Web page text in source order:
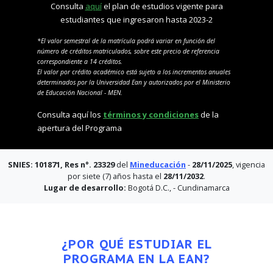
Consulta aquíel plan de estudios vigente para
estudiantes que ingresaron hasta 2023-2
*El valor semestral de la matrícula podrá variar en función del
número de créditos matriculados, sobre este precio de referencia
correspondiente a 14 créditos.
El valor por crédito académico está sujeto a los incrementos anuales
determinados por la Universidad Ean y autorizados por el Ministerio
de Educación Nacional - MEN.
Consulta aquí los términos y condicionesde la
apertura del Programa
SNIES: 101871, Res n°. 23329del Mineducación - 28/11/2025, vigencia
por siete (7) años hasta el 28/11/2032.
Lugar de desarrollo: Bogotá D.C., - Cundinamarca
¿POR QUÉ ESTUDIAR EL
PROGRAMA EN LA EAN?